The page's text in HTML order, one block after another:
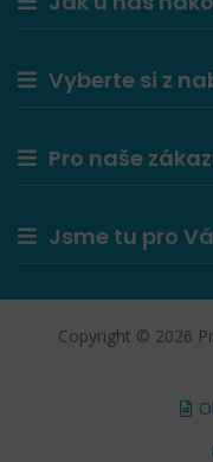
Vyberte si z
Pro naše
Jsme tu pro
Copyright © 2026